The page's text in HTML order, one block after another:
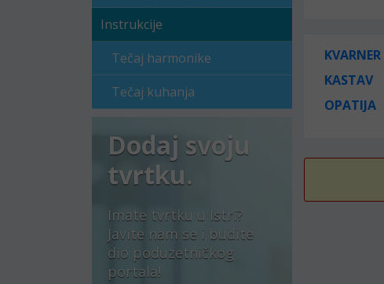
Instrukcije
Tečaj harmonike
Tečaj kuhanja
Dodaj svoju
tvrtku.
Imate tvrtku u Istri?
Javite nam se i budite
dio poduzetničkog
portala!
KVARNER
KASTAV
OPATIJA